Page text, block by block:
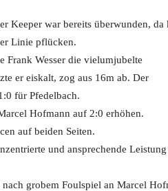
Keeper war bereits überwunden, da
Linie pflücken.
Frank Wesser die vielumjubelte
er eiskalt, zog aus 16m ab. Der
für Pfedelbach.
Hofmann auf 2:0 erhöhen.
auf beiden Seiten.
und ansprechende
grobem Foulspiel an Marcel